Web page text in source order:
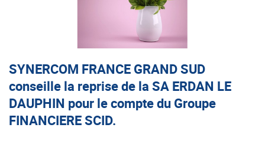
SYNERCOM FRANCE GRAND SUD
conseille la reprise de la SA ERDAN LE
DAUPHIN pour le compte du Groupe
FINANCIERE SCID.